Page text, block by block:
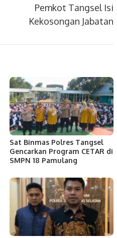
Pemkot Tangsel Isi
Kekosongan Jabatan
Sat Binmas Polres Tangsel
Gencarkan Program CETAR di
SMPN 18 Pamulang